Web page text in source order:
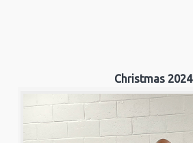
Christmas 2024